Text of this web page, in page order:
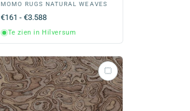
Verkoper:
MOMO RUGS NATURAL WEAVES
Normale
prijs
€161 - €3.588
Te zien in Hilversum